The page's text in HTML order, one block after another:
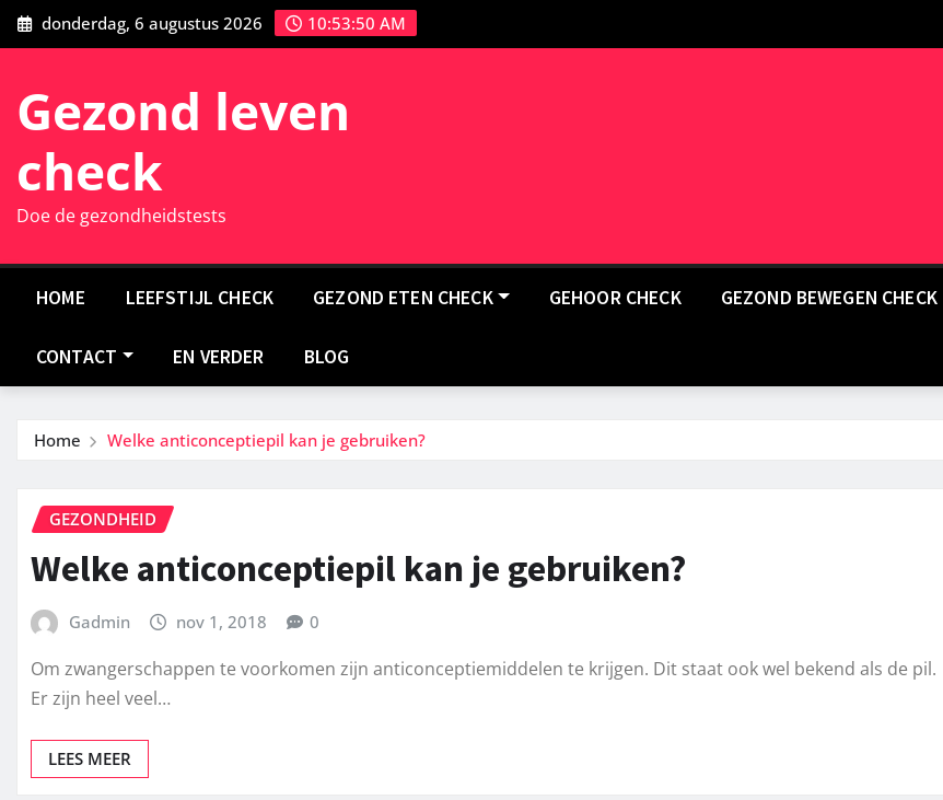
Ga
naar
inhoud
donderdag, 6 augustus 2026 10:53:51 AM
Gezond leven
check
Doe de gezondheidstests
HOME LEEFSTIJL CHECK GEZOND ETEN CHECK GEHOOR CHECK GEZOND BEWEGEN CHECK
CONTACT EN VERDER BLOG
Home Welke anticonceptiepil kan je gebruiken?
GEZONDHEID
Welke anticonceptiepil kan je gebruiken?
Gadmin nov 1, 2018 0
Om zwangerschappen te voorkomen zijn anticonceptiemiddelen te krijgen. Dit staat ook wel bekend als de pil.
Er zijn heel veel…
LEES MEER